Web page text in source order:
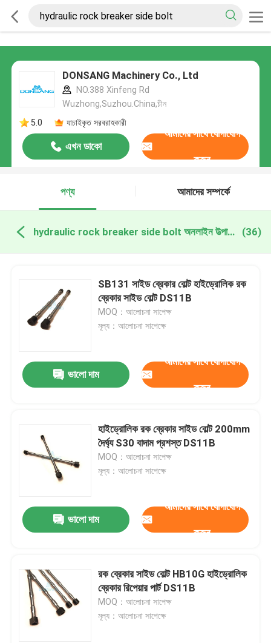
DONSANG Machinery Co., Ltd
NO.388 Xinfeng Rd
Wuzhong,Suzhou.China,চীন
5.0
যাচাইকৃত সরবরাহকারী
এখন ডাকো
আমাদের সাথে যোগাযোগ
করুন
পণ্য আমাদের সম্পর্কে
hydraulic rock breaker side bolt অনলাইন উত্পাদন (36)
SB131 সাইড ব্রেকার বোল্ট হাইড্রোলিক রক
ব্রেকার সাইড বোল্ট DS11B
MOQ：আলোচনা সাপেক্ষ
মূল্য：আলোচনা সাপেক্ষে
ভালো দাম
আমাদের সাথে যোগাযোগ
করুন
হাইড্রোলিক রক ব্রেকার সাইড বোল্ট 200mm
দৈর্ঘ্য S30 বাদাম প্রশস্ত DS11B
MOQ：আলোচনা সাপেক্ষ
মূল্য：আলোচনা সাপেক্ষে
ভালো দাম
আমাদের সাথে যোগাযোগ
করুন
রক ব্রেকার সাইড বোল্ট HB10G হাইড্রোলিক
ব্রেকার রিপেয়ার পার্ট DS11B
MOQ：আলোচনা সাপেক্ষ
মূল্য：আলোচনা সাপেক্ষে